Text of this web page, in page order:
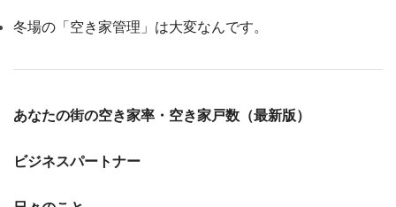
冬場の「空き家管理」は大変なんです。
あなたの街の空き家率・空き家戸数（最新版）
ビジネスパートナー